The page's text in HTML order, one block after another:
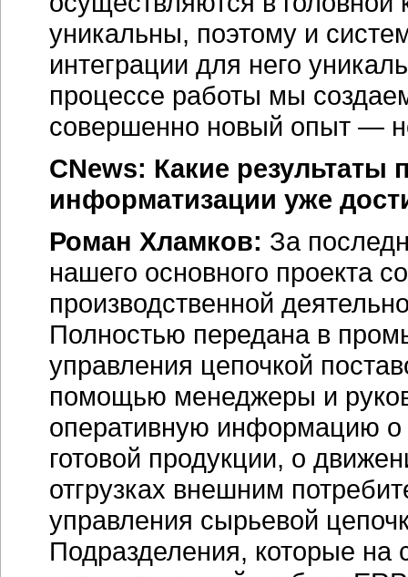
уникальны, поэтому и
интеграции для него
процессе работы мы
совершенно новый опыт —
CNews: Какие результаты
информатизации уже
Роман Хламков: За
нашего основного проекта
производственной
Полностью передана в
управления цепочкой
помощью менеджеры и
оперативную информацию о
готовой продукции, о
отгрузках внешним
управления сырьевой
Подразделения, которые